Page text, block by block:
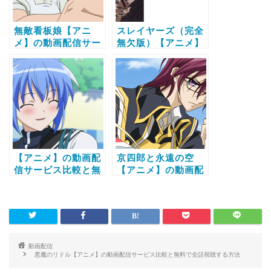
無敵看板娘【アニ
メ】の動画配信サー
話視聴する方法
スレイヤーズ（完全
無欠版）【アニメ】
比較と無料で全話視
聴する方法
【アニメ】の動画配
信サービス比較と無
京四郎と永遠の空
【アニメ】の動画配
法
動画配信
悪魔のリドル【アニメ】の動画配信サービス比較と無料で全話視聴する方法